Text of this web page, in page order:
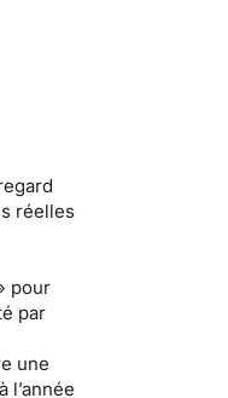
réelles
pour
par
une
l’année